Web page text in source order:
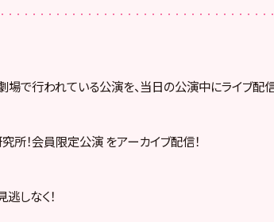
で行われている公演を、当日の公演中にライブ配
究所！会員限定公演 をアーカイブ配信！
しなく！